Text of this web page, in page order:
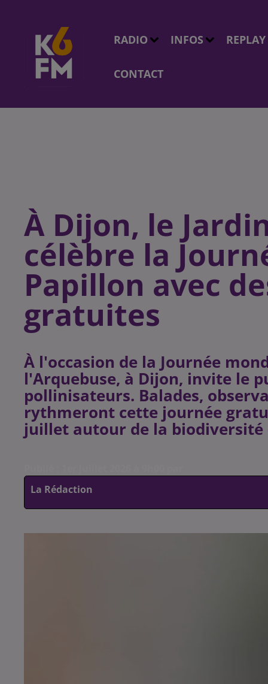
RADIO INFOS REPLAY
CONTACT
À Dijon, le
célèbre la
Papillon avec
gratuites
À l'occasion de la Journée
l'Arquebuse, à Dijon, invite le
pollinisateurs. Balades,
rythmeront cette journée
juillet autour de la
La Rédaction